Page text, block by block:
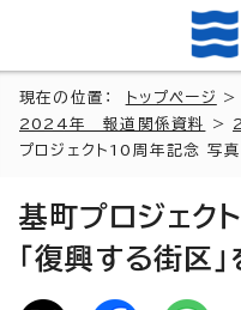
現在の位置： トップページ
2024年 報道関係資料
>
プロジェクト10周年記念 写真
基町プロジェク
「復興する街区